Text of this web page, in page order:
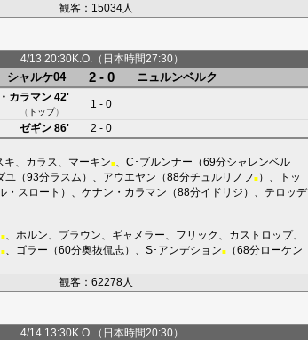
観客：15034人
4/13 20:30K.O.（日本時間27:30）
シャルケ04 2 - 0 ニュルンベルク
カラマン 42'
（ トップ）
1 - 0
ゼギン 86'
2 - 0
キ カラス マーキン■ C･ブルンナー （69分シャレンベル
ユ （93分ラスム ）、 アウエヤン （88分チュルリノフ■ ）、
トッ
・スロート ）、 ケナン・カラマン （88分イドリジ ）、 テロッデ
■ ホルン ブラウン ギャメラー フリック カストロップ、
■ ゴラー （60分奥抜侃志）、 S･アンデション■ （68分ローケン
観客：62278人
4/14 13:30K.O.（日本時間20:30）